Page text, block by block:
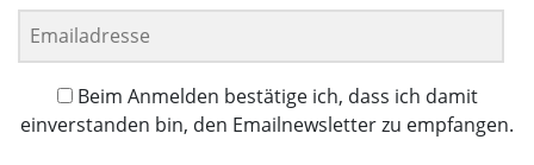
Beim Anmelden bestätige ich, dass ich damit
einverstanden bin, den Emailnewsletter zu empfangen.